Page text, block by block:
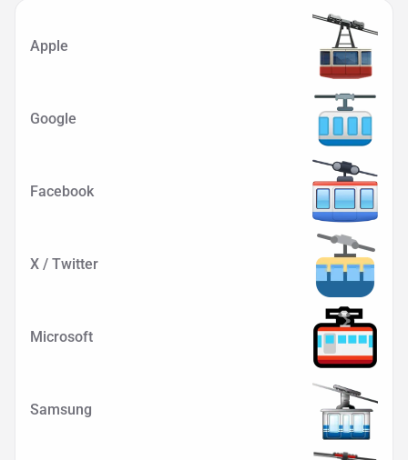
Apple
Google
Facebook
X / Twitter
Microsoft
Samsung